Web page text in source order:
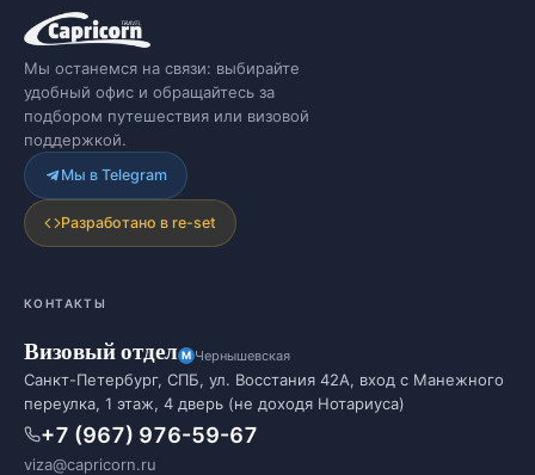
Мы останемся на связи: выбирайте
удобный офис и обращайтесь за
подбором путешествия или визовой
поддержкой.
Мы в Telegram
Разработано в re-set
КОНТАКТЫ
Визовый отдел Чернышевская
Санкт-Петербург, СПБ, ул. Восстания 42А, вход с Манежного
переулка, 1 этаж, 4 дверь (не доходя Нотариуса)
+7 (967) 976-59-67
viza@capricorn.ru